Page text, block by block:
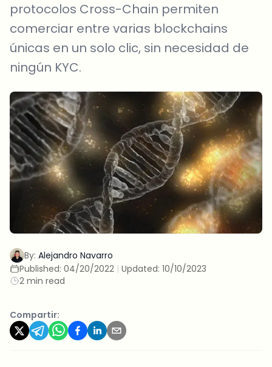
protocolos Cross-Chain permiten
comerciar entre varias blockchains
únicas en un solo clic, sin necesidad de
ningún KYC.
By: Alejandro Navarro
Published: 04/20/2022 | Updated: 10/10/2023
2 min read
Compartir: